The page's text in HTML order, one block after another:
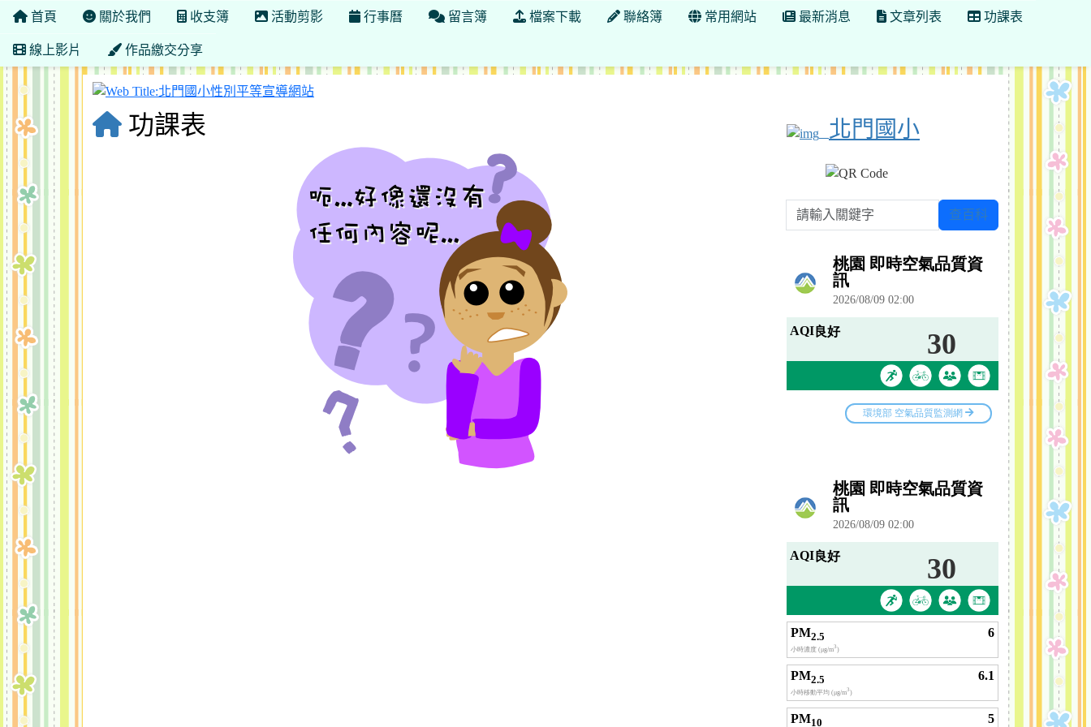
首頁 關於我們 收支簿 活動剪影 行事曆 留言簿 檔案下載 聯絡簿 常用網站 最新消息 文章列表 功課表
線上影片 作品繳交分享
北門國小性別平等宣導網站
功課表 北門國小
請輸入關鍵字 查百科